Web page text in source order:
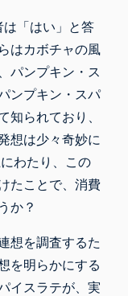
「はい」と答
はカボチャの風
パンプキン・ス
ンプキン・スパ
知られており、
想は少々奇妙に
わたり、この
たことで、消費
か？
想を調査するた
を明らかにする
イスラテが、実